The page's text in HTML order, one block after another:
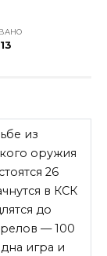
из
оружия
26
в КСК
до
— 100
игра и